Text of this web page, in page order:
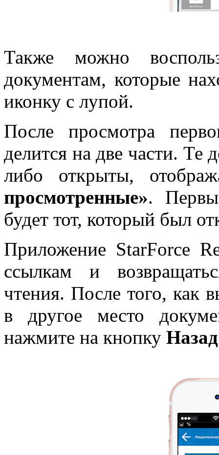
Также можно
документам, которые
иконку с лупой.
После просмотра
делится на две части. Те
либо открыты,
просмотренные».
будет тот, который был
Приложение StarForce
ссылкам и
чтения. После того, как
в другое место
нажмите на кнопку Назад